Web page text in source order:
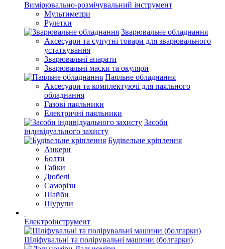
Вимірювально-розмічувальний інструмент
Мультиметри
Рулетки
Зварювальне обладнання
Аксесуари та супутні товари для зварювального
устаткування
Зварювальні апарати
Зварювальні маски та окуляри
Паяльне обладнання
Аксесуари та комплектуючі для паяльного
обладнання
Газові паяльники
Електричні паяльники
Засоби
індивідуального захисту
Будівельне кріплення
Анкери
Болти
Гайки
Дюбелі
Саморізи
Шайби
Шурупи
Електроінструмент
Шліфувальні та полірувальні машини (болгарки)